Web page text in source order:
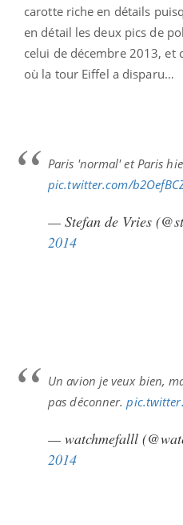
carotte riche en détails
en détail les deux pics de
celui de décembre 2013, et
où la tour Eiffel a disparu…
Paris 'normal' et Paris
pic.twitter.com/
— Stefan de Vries
2014
Un avion je veux bien,
pas déconner.
— watchmefalll
2014